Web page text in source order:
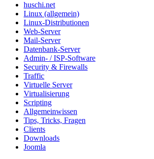
huschi.net
Linux (allgemein)
Linux-Distributionen
Web-Server
Mail-Server
Datenbank-Server
Admin- / ISP-Software
Security & Firewalls
Traffic
Virtuelle Server
Virtualisierung
Scripting
Allgemeinwissen
Tips, Tricks, Fragen
Clients
Downloads
Joomla